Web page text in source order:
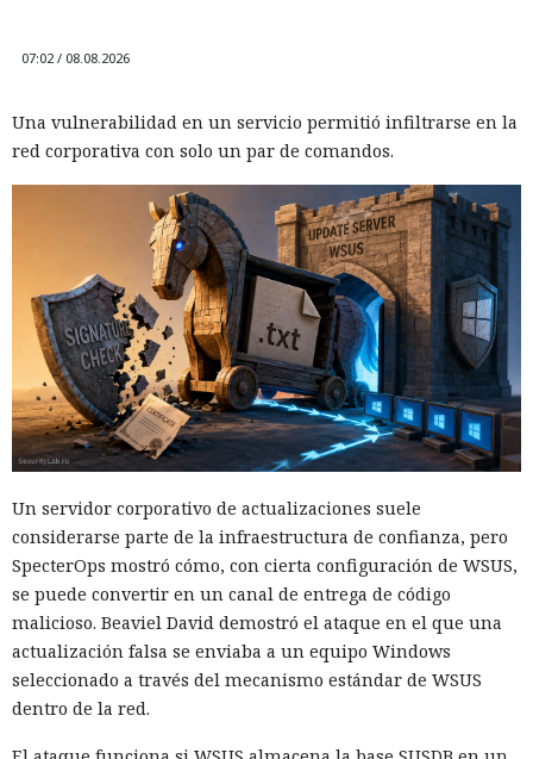
07:02 / 08.08.2026
Una vulnerabilidad en un servicio permitió infiltrarse en la
red corporativa con solo un par de comandos.
Un servidor corporativo de actualizaciones suele
considerarse parte de la infraestructura de confianza, pero
SpecterOps mostró cómo, con cierta configuración de WSUS,
se puede convertir en un canal de entrega de código
malicioso. Beaviel David demostró el ataque en el que una
actualización falsa se enviaba a un equipo Windows
seleccionado a través del mecanismo estándar de WSUS
dentro de la red.